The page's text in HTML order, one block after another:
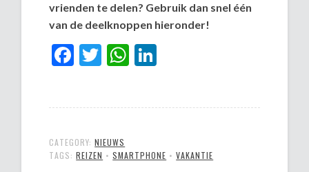
vrienden te delen? Gebruik dan snel één
van de deelknoppen hieronder!
Facebook
TwitterWhatsApp
CATEGORY:NIEUWS
TAGS:REIZEN •SMARTPHONE •VAKANTIE